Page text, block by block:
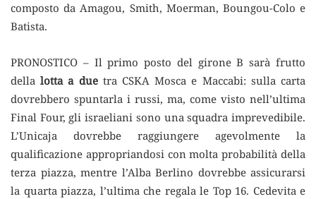
composto da Amagou, Smith, Moerman, Boungou-Colo e
Batista.
PRONOSTICO – Il primo posto del girone B sarà frutto
della lotta a duetra CSKA Mosca e Maccabi: sulla carta
dovrebbero spuntarla i russi, ma, come visto nell’ultima
Final Four, gli israeliani sono una squadra imprevedibile.
L’Unicaja dovrebbe raggiungere agevolmente la
qualificazione appropriandosi con molta probabilità della
terza piazza, mentre l’Alba Berlino dovrebbe assicurarsi
la quarta piazza, l’ultima che regala le Top 16. Cedevita e